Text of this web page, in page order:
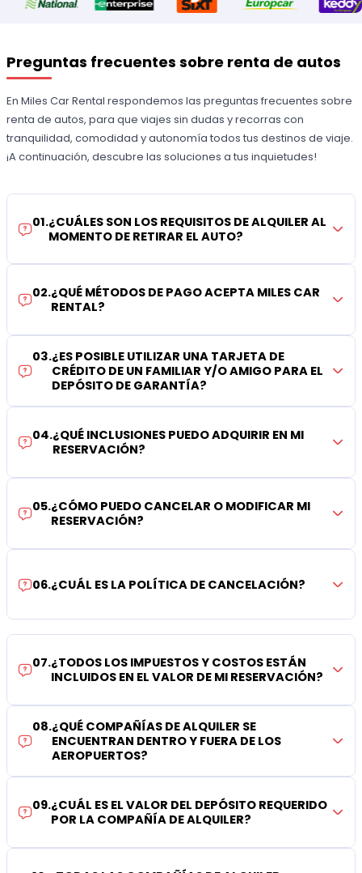
Preguntas frecuentes sobre renta de autos
En Miles Car Rental respondemos las preguntas frecuentes sobre
renta de autos, para que viajes sin dudas y recorras con
tranquilidad, comodidad y autonomía todos tus destinos de viaje.
¡A continuación, descubre las soluciones a tus inquietudes!
01.¿CUÁLES SON LOS REQUISITOS DE ALQUILER AL
MOMENTO DE RETIRAR EL AUTO?
02.¿QUÉ MÉTODOS DE PAGO ACEPTA MILES CAR
RENTAL?
03.¿ES POSIBLE UTILIZAR UNA TARJETA DE
CRÉDITO DE UN FAMILIAR Y/O AMIGO PARA EL
DEPÓSITO DE GARANTÍA?
04.¿QUÉ INCLUSIONES PUEDO ADQUIRIR EN MI
RESERVACIÓN?
05.¿CÓMO PUEDO CANCELAR O MODIFICAR MI
RESERVACIÓN?
06.¿CUÁL ES LA POLÍTICA DE CANCELACIÓN?
07.¿TODOS LOS IMPUESTOS Y COSTOS ESTÁN
INCLUIDOS EN EL VALOR DE MI RESERVACIÓN?
08.¿QUÉ COMPAÑÍAS DE ALQUILER SE
ENCUENTRAN DENTRO Y FUERA DE LOS
AEROPUERTOS?
09.¿CUÁL ES EL VALOR DEL DEPÓSITO REQUERIDO
POR LA COMPAÑÍA DE ALQUILER?